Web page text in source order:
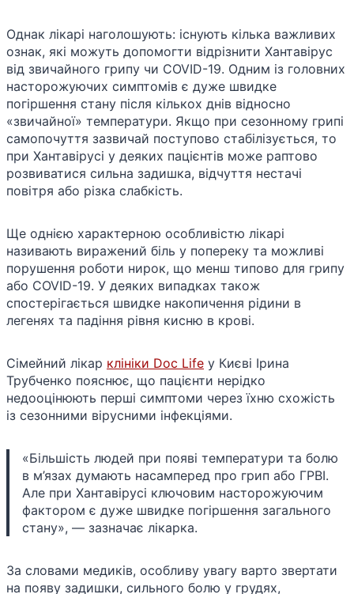
Однак лікарі наголошують: існують кілька важливих
ознак, які можуть допомогти відрізнити Хантавірус
від звичайного грипу чи COVID-19. Одним із головних
насторожуючих симптомів є дуже швидке
погіршення стану після кількох днів відносно
«звичайної» температури. Якщо при сезонному грипі
самопочуття зазвичай поступово стабілізується, то
при Хантавірусі у деяких пацієнтів може раптово
розвиватися сильна задишка, відчуття нестачі
повітря або різка слабкість.
Ще однією характерною особливістю лікарі
називають виражений біль у попереку та можливі
порушення роботи нирок, що менш типово для грипу
або COVID-19. У деяких випадках також
спостерігається швидке накопичення рідини в
легенях та падіння рівня кисню в крові.
Сімейний лікар клініки Doc Life у Києві Ірина
Трубченко пояснює, що пацієнти нерідко
недооцінюють перші симптоми через їхню схожість
із сезонними вірусними інфекціями.
«Більшість людей при появі температури та болю
в м’язах думають насамперед про грип або ГРВІ.
Але при Хантавірусі ключовим насторожуючим
фактором є дуже швидке погіршення загального
стану», — зазначає лікарка.
За словами медиків, особливу увагу варто звертати
на появу задишки, сильного болю у грудях,